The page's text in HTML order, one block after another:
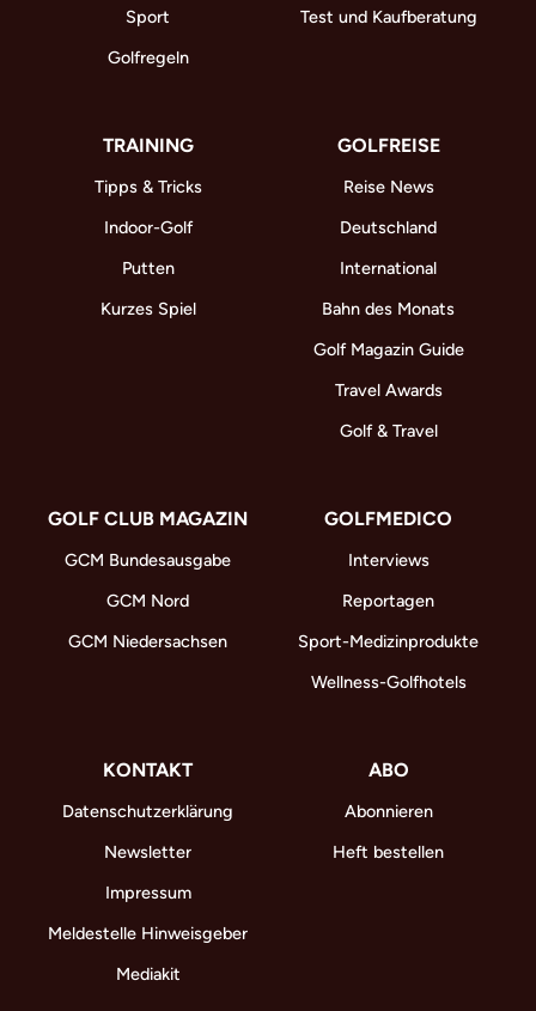
Sport
Golfregeln
Test und Kaufberatung
TRAINING
Tipps & Tricks
Indoor-Golf
Putten
Kurzes Spiel
GOLFREISE
Reise News
Deutschland
International
Bahn des Monats
Golf Magazin Guide
Travel Awards
Golf & Travel
GOLF CLUB MAGAZIN
GCM Bundesausgabe
GCM Nord
GCM Niedersachsen
GOLFMEDICO
Interviews
Reportagen
Sport-Medizinprodukte
Wellness-Golfhotels
KONTAKT
Datenschutzerklärung
Newsletter
Impressum
Meldestelle Hinweisgeber
Mediakit
ABO
Abonnieren
Heft bestellen